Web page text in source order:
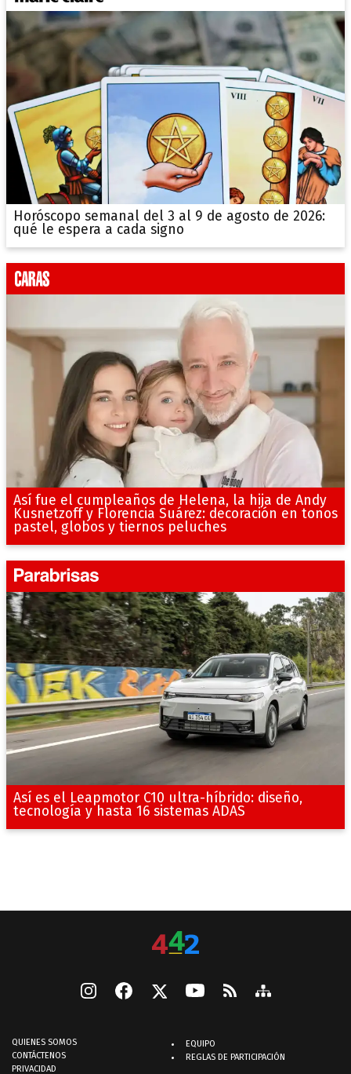
Horóscopo semanal del 3 al 9 de agosto de 2026:
qué le espera a cada signo
Así fue el cumpleaños de Helena, la hija de Andy
Kusnetzoff y Florencia Suárez: decoración en tonos
pastel, globos y tiernos peluches
Así es el Leapmotor C10 ultra-híbrido: diseño,
tecnología y hasta 16 sistemas ADAS
QUIENES SOMOS
CONTÁCTENOS
PRIVACIDAD
EQUIPO
REGLAS DE PARTICIPACIÓN